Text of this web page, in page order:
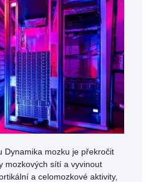
Dynamika mozku je překročit
mozkových sítí a vyvinout
a celomozkové aktivity,